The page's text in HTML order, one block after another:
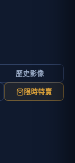
歷史影像
限時特賣